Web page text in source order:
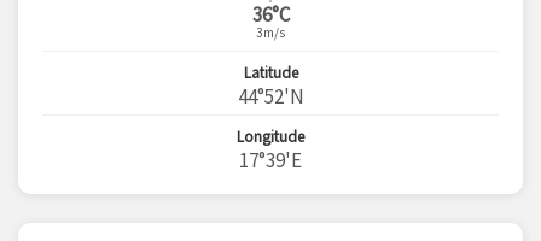
36°C
3m/s
Latitude
44°52'N
Longitude
17°39'E